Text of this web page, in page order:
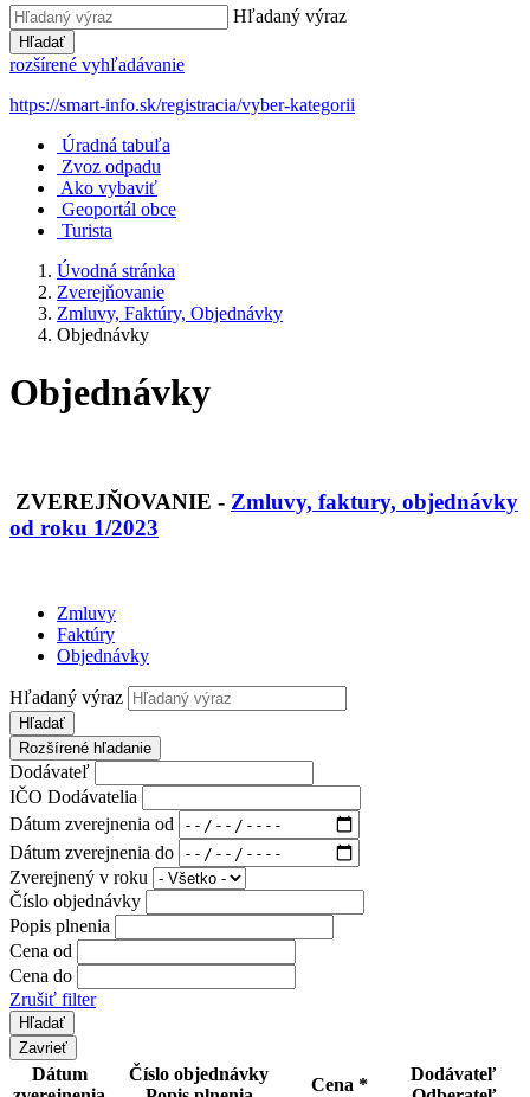
Hľadaný výraz
Hľadať
rozšírené vyhľadávanie
https://smart-info.sk/registracia/vyber-kategorii
Úradná tabuľa
Zvoz odpadu
Ako vybaviť
Geoportál obce
Turista
Úvodná stránka
Zverejňovanie
Zmluvy, Faktúry, Objednávky
Objednávky
Objednávky
ZVEREJŇOVANIE - Zmluvy, faktury, objednávky
od roku 1/2023
Zmluvy
Faktúry
Objednávky
Hľadaný výraz
Hľadať
Rozšírené hľadanie
Dodávateľ
IČO Dodávatelia
Dátum zverejnenia od
Dátum zverejnenia do
Zverejnený v roku
Číslo objednávky
Popis plnenia
Cena od
Cena do
Zrušiť filter
Zavrieť
Dátum
Číslo objednávky
Cena *
Dodávateľ